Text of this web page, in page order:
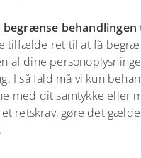
begrænse
tilfælde ret til at få
af dine
I så fald må vi kun
med dit samtykke eller
retskrav, gøre det